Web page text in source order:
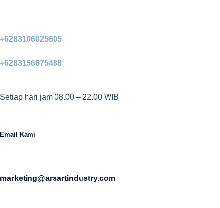
+6283106025605
+6283156675488
Setiap hari jam 08.00 – 22.00 WIB
Email Kami
marketing@arsartindustry.com